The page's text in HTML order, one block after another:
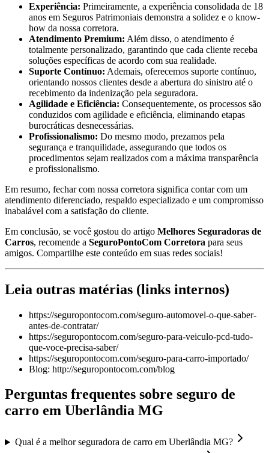
Experiência: Primeiramente, a experiência consolidada de 18
anos em Seguros Patrimoniais demonstra a solidez e o know-
how da nossa corretora.
Atendimento Premium: Além disso, o atendimento é
totalmente personalizado, garantindo que cada cliente receba
soluções específicas de acordo com sua realidade.
Suporte Contínuo: Ademais, oferecemos suporte contínuo,
orientando nossos clientes desde a abertura do sinistro até o
recebimento da indenização pela seguradora.
Agilidade e Eficiência: Consequentemente, os processos são
conduzidos com agilidade e eficiência, eliminando etapas
burocráticas desnecessárias.
Profissionalismo: Do mesmo modo, prezamos pela
segurança e tranquilidade, assegurando que todos os
procedimentos sejam realizados com a máxima transparência
e profissionalismo.
Em resumo, fechar com nossa corretora significa contar com um
atendimento diferenciado, respaldo especializado e um compromisso
inabalável com a satisfação do cliente.
Em conclusão, se você gostou do artigo Melhores Seguradoras de
Carros, recomende a SeguroPontoCom Corretora para seus
amigos. Compartilhe este conteúdo em suas redes sociais!
Leia outras matérias (links internos)
https://seguropontocom.com/seguro-automovel-o-que-saber-
antes-de-contratar/
https://seguropontocom.com/seguro-para-veiculo-pcd-tudo-
que-voce-precisa-saber/
https://seguropontocom.com/seguro-para-carro-importado/
Blog: http://seguropontocom.com/blog
Perguntas frequentes sobre seguro de
carro em Uberlândia MG
Qual é a melhor seguradora de carro em Uberlândia MG?